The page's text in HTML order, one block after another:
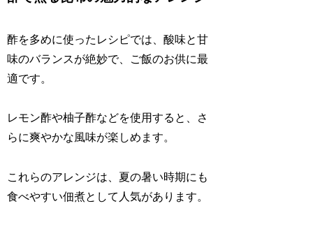
酢を多めに使ったレシピでは、酸味と甘
味のバランスが絶妙で、ご飯のお供に最
適です。
レモン酢や柚子酢などを使用すると、さ
らに爽やかな風味が楽しめます。
これらのアレンジは、夏の暑い時期にも
食べやすい佃煮として人気があります。